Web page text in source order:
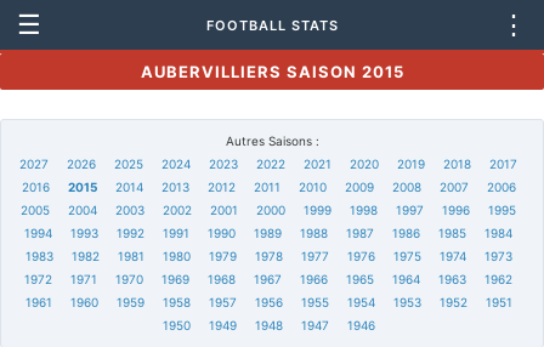
☰ FOOTBALL STATS ⋮
AUBERVILLIERS SAISON 2015
Autres Saisons :
2027
2026 2025 2024 2023 2022 2021 2020 2019 2018
2017
2016
2015 2014 2013 2012 2011 2010 2009 2008 2007
2006
2005
2004 2003 2002 2001 2000 1999 1998 1997 1996
1995
1994
1993 1992 1991 1990 1989 1988 1987 1986 1985
1984
1983
1982 1981 1980 1979 1978 1977 1976 1975 1974
1973
1972
1971 1970 1969 1968 1967 1966 1965 1964 1963
1962
1961
1960 1959 1958 1957 1956 1955 1954 1953 1952
1951
1950
1949 1948 1947 1946